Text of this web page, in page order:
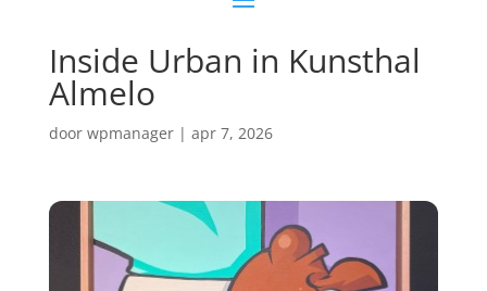
Inside Urban in Kunsthal
Almelo
door wpmanager| apr 7, 2026